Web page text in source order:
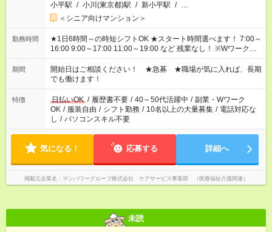
小平駅 / 小川(東京都)駅 / 新小平駅 / …
＜シニア向けマンション＞
勤務時間
★1日6時間～の時短シフトOK ★スタート時間選べます！ 7:00～
16:00 9:00～17:00 11:00～19:00 など 残業なし！ ※Wワークの
場合、他のお仕事と合わせ週40時間超の就業はご案内できませ
ん ※法令に基づき、週20時間以上勤務は社会保険への加入対象
となります ※労働者派遣法（日雇い派遣の原則禁止）により、
短時間・短期間の就業はご案内が難しい場合があります
期間
開始日はご相談ください！ ★急募 ★職場が気に入れば、長期
でも働けます！
特徴 日払いOK / 履歴書不要 / 40～50代活躍中 / 副業・Wワーク
OK / 服装自由 / シフト勤務 / 10名以上の大量募集 / 電話対応な
し / パソコンスキル不要
気になる！ 応募する 詳細へ
掲載元企業名 マンパワーグループ株式会社 ケアサービス事業部 （医療福祉介護関連）
未読